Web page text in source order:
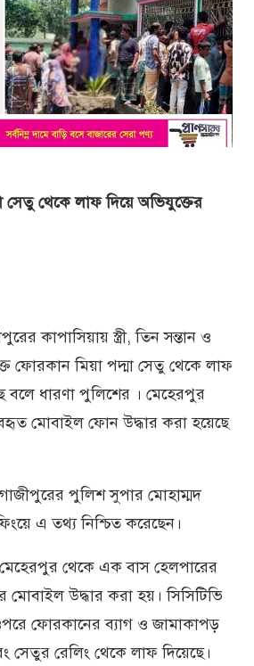
সেতু থেকে লাফ দি‌য়ে অভিযুক্তের
কাপা‌সিয়ায় স্ত্রী, তিন সন্তান ও
ফোরকান মিয়া পদ্মা সেতু থেকে লাফ
ব‌লে ধারণা পুলিশের । মে‌হেরপুর
মোবাইল ফোন উদ্ধার করা হ‌য়ে‌ছে
পু‌লিশ ‍সুপার মোহাম্মদ
এ তথ‌্য নি‌শ্চিত ক‌রে‌ছেন।
থে‌কে এক বাস হেলপা‌রের
মোবাইল উদ্ধার করা হয়। সি‌সি‌টি‌ভি
ফোরকানের ব্যাগ ও জামাকাপড়
সেতুর রে‌লিং থে‌কে লাফ দি‌য়ে‌ছে।